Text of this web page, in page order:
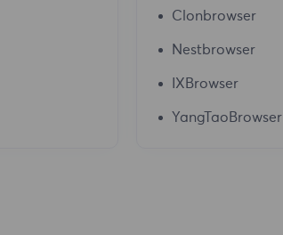
Clonbrowser
Nestbrowser
IXBrowser
YangTaoBrowser